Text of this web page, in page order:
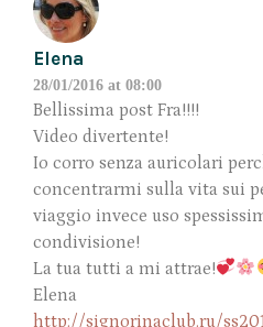
Elena
28/01/2016 at 08:00
Bellissima post Fra!!!!
Video divertente!
Io corro senza auricolari
concentrarmi sulla vita sui
viaggio invece uso
condivisione!
La tua tutti a mi attrae!
Elena
http://signorinaclub.ru/